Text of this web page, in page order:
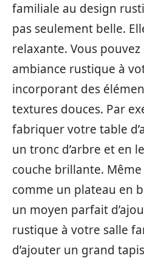
familiale au design
pas seulement belle.
relaxante. Vous
ambiance rustique à
incorporant des
textures douces. Par
fabriquer votre table
un tronc d’arbre et en
couche brillante.
comme un plateau en
un moyen parfait
rustique à votre salle
d’ajouter un grand